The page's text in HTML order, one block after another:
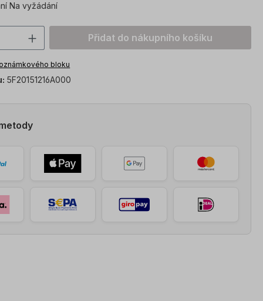
Na vyžádání
produktu: Zadejte požadovanou
Přidat do nákupního košíku
bloku
5F20151216A000